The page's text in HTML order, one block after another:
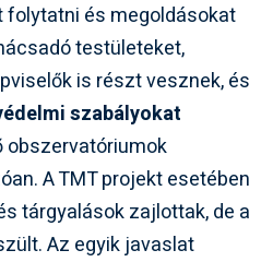
és megoldásokat
testületeket,
is részt vesznek, és
szabályokat
obszervatóriumok
A TMT projekt esetében
tárgyalások zajlottak, de a
Az egyik javaslat